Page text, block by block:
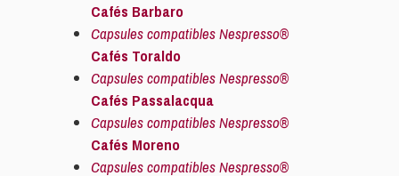
Cafés Barbaro
Capsules compatibles Nespresso®
Cafés Toraldo
Capsules compatibles Nespresso®
Cafés Passalacqua
Capsules compatibles Nespresso®
Cafés Moreno
Capsules compatibles Nespresso®